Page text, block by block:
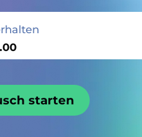
starten